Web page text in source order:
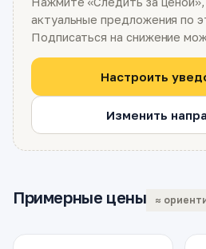
актуальные предложения по
Подписаться на снижение
Настроить
Изменить
Примерные цены ≈